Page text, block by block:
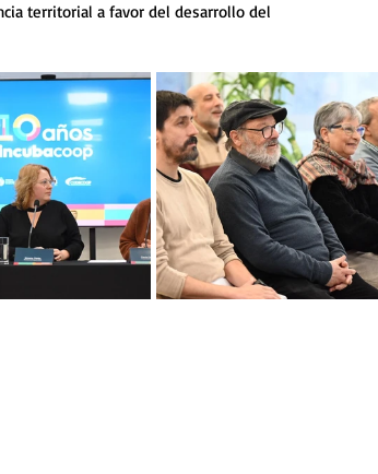
territorial a favor del desarrollo del